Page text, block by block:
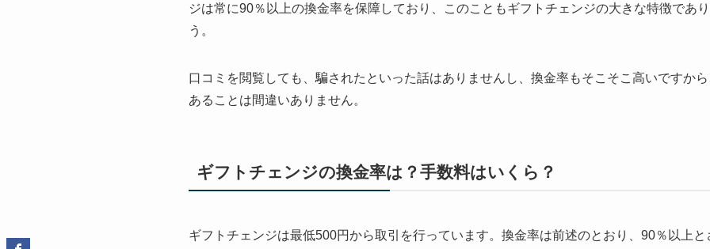
ジは常に90％以上の換金率を保障しており、このこともギフトチェンジの大きな特徴であ
う。
口コミを閲覧しても、騙されたといった話はありませんし、換金率もそこそこ高いですか
あることは間違いありません。
ギフトチェンジの換金率は？手数料はいくら？
ギフトチェンジは最低500円から取引を行っています。換金率は前述のとおり、90％以上